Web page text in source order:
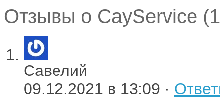
Отзывы о CayService
Савелий
09.12.2021 в 13:09 ·